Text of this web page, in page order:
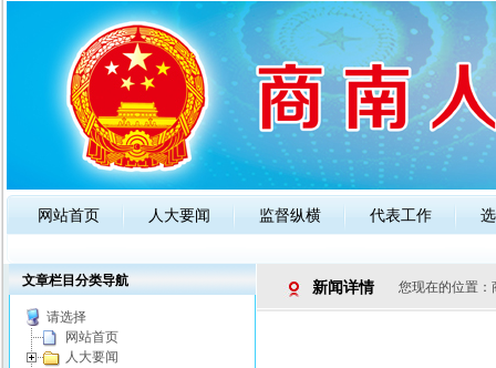
网站首页 人大要闻 监督纵横 代表工作
新闻详情 您现在的位置：
文章栏目分类导航
请选择
网站首页
人大要闻